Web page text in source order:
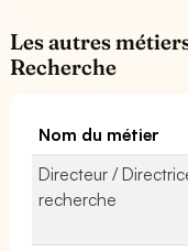
Les autres
Recherche
Nom du métier
Directeur /
recherche